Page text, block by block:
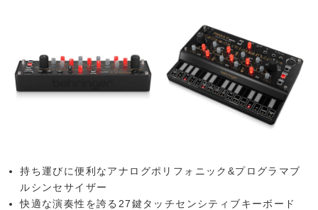
持ち運びに便利なアナログポリフォニック&プログラマブ
ルシンセサイザー
快適な演奏性を誇る27鍵タッチセンシティブキーボード